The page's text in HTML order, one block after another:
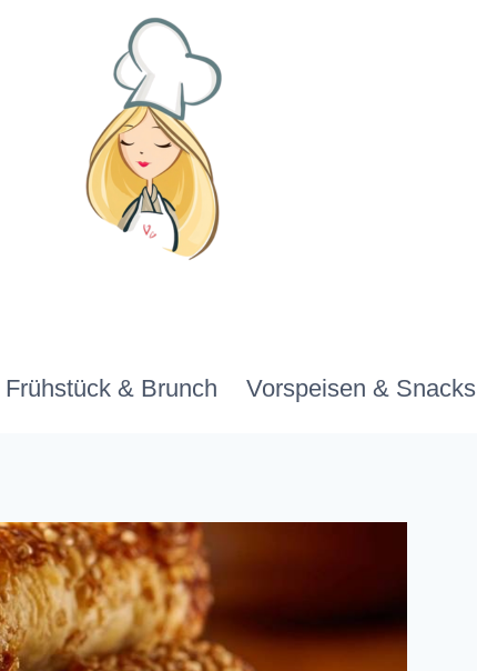
Frühstück & Brunch Vorspeisen & Snacks